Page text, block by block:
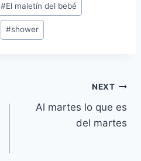
#El maletín del bebé
#shower
NEXT
Al martes lo que es
del martes